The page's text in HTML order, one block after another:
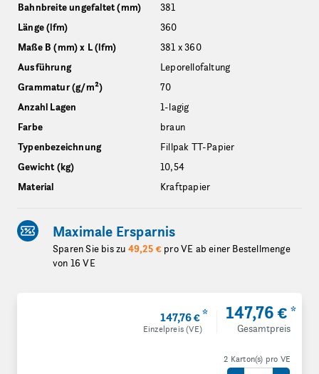
Bahnbreite ungefaltet (mm)
381
Länge (lfm)
360
Maße B (mm) x L (lfm)
381 x 360
Ausführung
Leporellofaltung
Grammatur (g/m²)
70
Anzahl Lagen
1-lagig
Farbe
braun
Typenbezeichnung
Fillpak TT-Papier
Gewicht (kg)
10,54
Material
Kraftpapier
Maximale Ersparnis
Sparen Sie bis zu 49,25 € pro VE ab einer Bestellmenge
von 16 VE
147,76 €*
Einzelpreis (VE)
147,76 € *
Gesamtpreis
2 Karton(s) pro VE